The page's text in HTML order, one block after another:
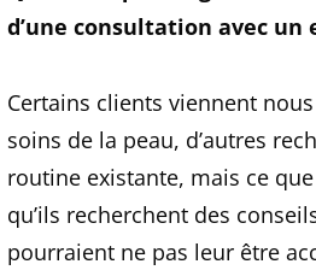
d’une consultation avec un
Certains clients viennent
soins de la peau, d’autres
routine existante, mais ce
qu’ils recherchent des
pourraient ne pas leur être